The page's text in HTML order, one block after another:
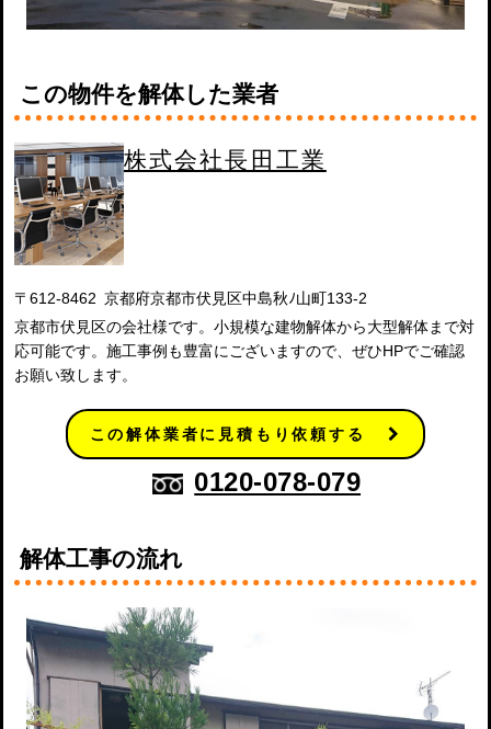
この物件を解体した業者
株式会社長田工業
〒612-8462 京都府京都市伏見区中島秋ﾉ山町133-2
京都市伏見区の会社様です。小規模な建物解体から大型解体まで対
応可能です。施工事例も豊富にございますので、ぜひHPでご確認
お願い致します。
この解体業者に見積もり依頼する
0120-078-079
解体工事の流れ